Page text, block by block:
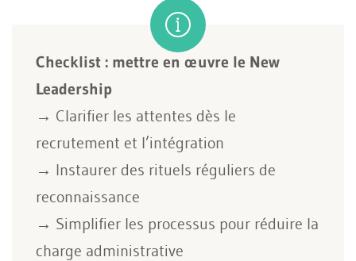
Checklist : mettre en œuvre le New
Leadership
→ Clarifier les attentes dès le
recrutement et l’intégration
→ Instaurer des rituels réguliers de
reconnaissance
→ Simplifier les processus pour réduire la
charge administrative